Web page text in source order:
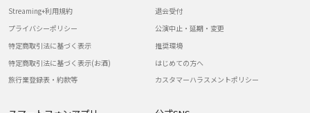
Streaming+利用規約
プライバシーポリシー
特定商取引法に基づく表示
特定商取引法に基づく表示(お酒)
旅行業登録表・約款等
退会受付
公演中止・延期・変更
推奨環境
はじめての方へ
カスタマーハラスメントポリシー